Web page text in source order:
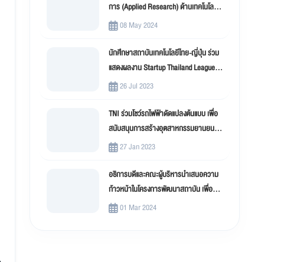
การ (Applied Research) ด้านเทคโนโลยี
สารสนเทศ
08 May 2024
นักศึกษาสถาบันเทคโนโลยีไทย-ญี่ปุ่น ร่วม
แสดงผลงาน Startup Thailand League
202326 Jul 2023
TNI ร่วมโชว์รถไฟฟ้าดัดแปลงต้นแบบ เพื่อ
สนับสนุนการสร้างอุตสาหกรรมยานยนต์
ไฟฟ้าดัดแปลง (EV Conversion)
27 Jan 2023
อธิการบดีและคณะผู้บริหารนำเสนอความ
ก้าวหน้าในโครงการพัฒนาสถาบัน เพื่อขับ
เคลื่อน สถาบันเทคโนโลยีไทย-ญี่ปุ่น (TNI)
01 Mar 2024